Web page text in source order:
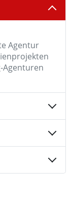
Agentur
Agenturen